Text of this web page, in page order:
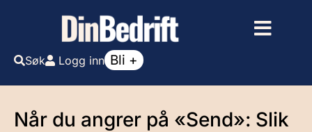
Søk Logg inn Bli +
Når du angrer på «Send»: Slik